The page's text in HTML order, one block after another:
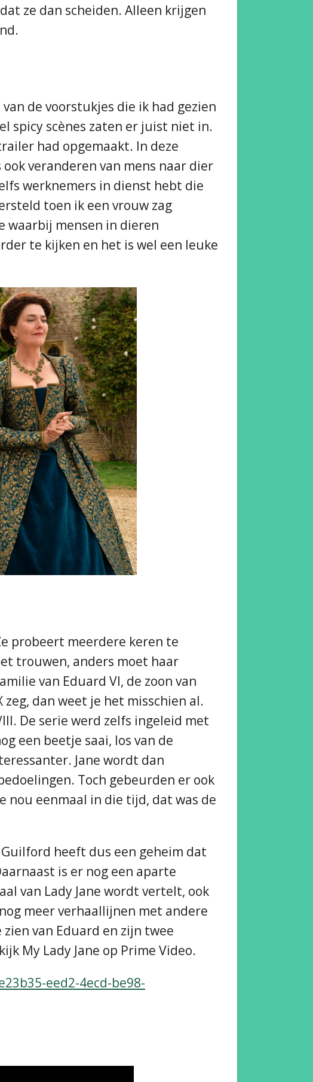
ze dan scheiden. Alleen krijgen
de voorstukjes die ik had gezien
spicy scènes zaten er juist niet in.
had opgemaakt. In deze
veranderen van mens naar dier
werknemers in dienst hebt die
toen ik een vrouw zag
waarbij mensen in dieren
te kijken en het is wel een leuke
probeert meerdere keren te
trouwen, anders moet haar
van Eduard VI, de zoon van
zeg, dan weet je het misschien al.
De serie werd zelfs ingeleid met
een beetje saai, los van de
Jane wordt dan
Toch gebeurden er ook
nou eenmaal in die tijd, dat was de
heeft dus een geheim dat
is er nog een aparte
van Lady Jane wordt vertelt, ook
meer verhaallijnen met andere
van Eduard en zijn twee
My Lady Jane op Prime Video.
eed2-4ecd-be98-